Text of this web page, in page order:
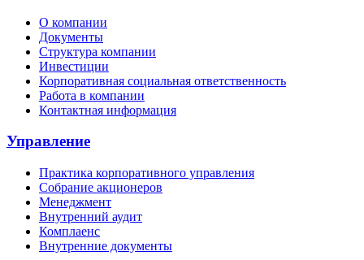
О компании
Документы
Структура компании
Инвестиции
Корпоративная социальная ответственность
Работа в компании
Контактная информация
Управление
Практика корпоративного управления
Собрание акционеров
Менеджмент
Внутренний аудит
Комплаенс
Внутренние документы